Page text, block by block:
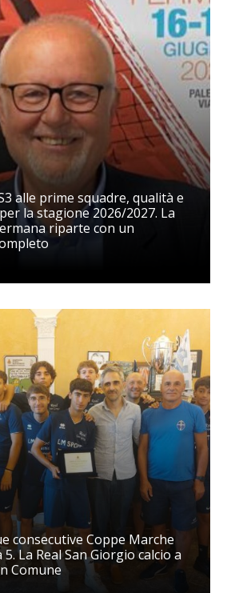
alle prime squadre, qualità e
la stagione 2026/2027. La
riparte con un
consecutive Coppe Marche
5. La Real San Giorgio calcio a
Comune